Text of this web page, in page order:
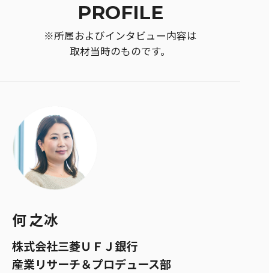
PROFILE
※所属およびインタビュー内容は
取材当時のものです。
何 之冰
株式会社三菱ＵＦＪ銀行
産業リサーチ＆プロデュース部